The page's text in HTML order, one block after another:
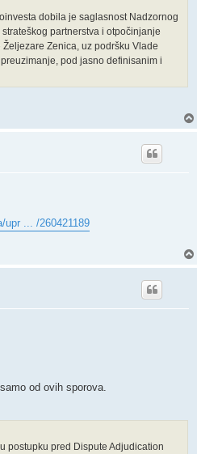
dobila je saglasnost Nadzornog
partnerstva i otpočinjanje
Zenica, uz podršku Vlade
pod jasno definisanim i
upr ... /260421189
od ovih sporova.
postupku pred Dispute Adjudication